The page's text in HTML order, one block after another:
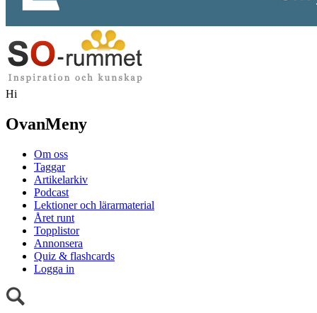
Hi
OvanMeny
Om oss
Taggar
Artikelarkiv
Podcast
Lektioner och lärarmaterial
Året runt
Topplistor
Annonsera
Quiz & flashcards
Logga in